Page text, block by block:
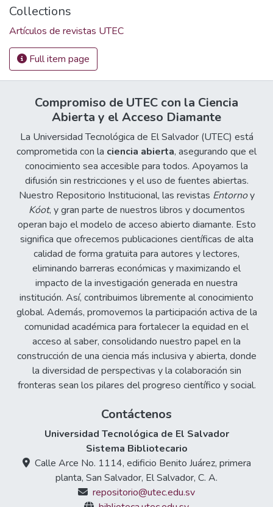
Collections
Artículos de revistas UTEC
Full item page
Compromiso de UTEC con la Ciencia
Abierta y el Acceso Diamante
La Universidad Tecnológica de El Salvador (UTEC) está
comprometida con la ciencia abierta, asegurando que el
conocimiento sea accesible para todos. Apoyamos la
difusión sin restricciones y el uso de fuentes abiertas.
Nuestro Repositorio Institucional, las revistas Entornoy
Kóot, y gran parte de nuestros libros y documentos
operan bajo el modelo de acceso abierto diamante. Esto
significa que ofrecemos publicaciones científicas de alta
calidad de forma gratuita para autores y lectores,
eliminando barreras económicas y maximizando el
impacto de la investigación generada en nuestra
institución. Así, contribuimos libremente al conocimiento
global. Además, promovemos la participación activa de la
comunidad académica para fortalecer la equidad en el
acceso al saber, consolidando nuestro papel en la
construcción de una ciencia más inclusiva y abierta, donde
la diversidad de perspectivas y la colaboración sin
fronteras sean los pilares del progreso científico y social.
Contáctenos
Universidad Tecnológica de El Salvador
Sistema Bibliotecario
Calle Arce No. 1114, edificio Benito Juárez, primera
planta, San Salvador, El Salvador, C. A.
repositorio@utec.edu.sv